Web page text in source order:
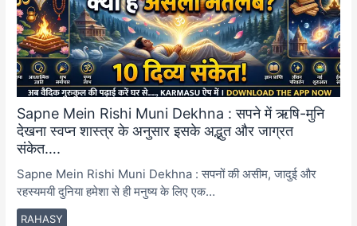
Sapne Mein Rishi Muni Dekhna : सपने में ऋषि-मुनि
देखना स्वप्न शास्त्र के अनुसार इसके अद्भुत और जाग्रत
संकेत….
RAHASY
Sapne Mein Rishi Muni Dekhna : सपनों की असीम, जादुई और
रहस्यमयी दुनिया हमेशा से ही मनुष्य के लिए एक…